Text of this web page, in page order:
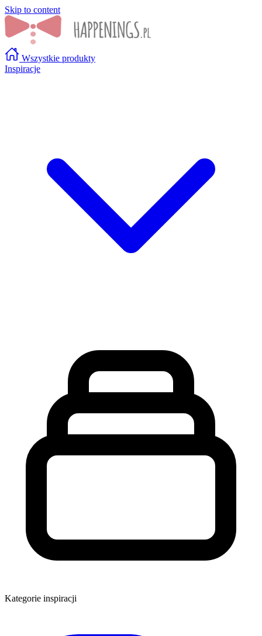
Skip to content
Wszystkie produkty
Inspiracje
Kategorie inspiracji